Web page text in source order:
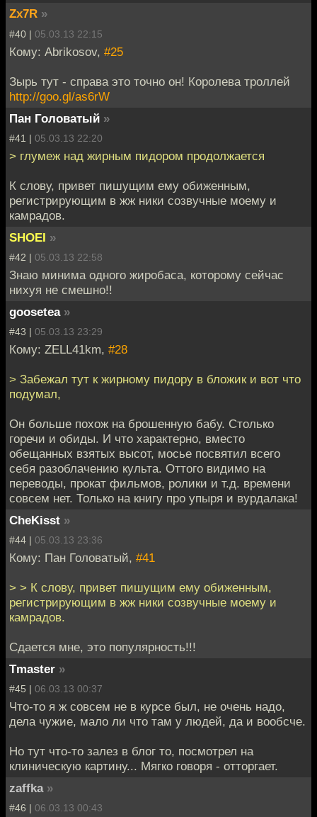
Zx7R »
#40 | 05.03.13 22:15
Кому: Abrikosov, #25
Зырь тут - справа это точно он! Королева троллей
http://goo.gl/as6rW
Пан Головатый »
#41 | 05.03.13 22:20
> глумеж над жирным пидором продолжается
К слову, привет пишущим ему обиженным,
регистрирующим в жж ники созвучные моему и
камрадов.
SHOEI »
#42 | 05.03.13 22:58
Знаю минима одного жиробаса, которому сейчас
нихуя не смешно!!
goosetea »
#43 | 05.03.13 23:29
Кому: ZELL41km, #28
> Забежал тут к жирному пидору в бложик и вот что
подумал,
Он больше похож на брошенную бабу. Столько
горечи и обиды. И что характерно, вместо
обещанных взятых высот, мосье посвятил всего
себя разоблачению культа. Оттого видимо на
переводы, прокат фильмов, ролики и т.д. времени
совсем нет. Только на книгу про упыря и вурдалака!
CheKisst »
#44 | 05.03.13 23:36
Кому: Пан Головатый, #41
> > К слову, привет пишущим ему обиженным,
регистрирующим в жж ники созвучные моему и
камрадов.
Сдается мне, это популярность!!!
Tmaster »
#45 | 06.03.13 00:37
Что-то я ж совсем не в курсе был, не очень надо,
дела чужие, мало ли что там у людей, да и вообсче.
Но тут что-то залез в блог то, посмотрел на
клиническую картину... Мягко говоря - отторгает.
zaffka »
#46 | 06.03.13 00:43